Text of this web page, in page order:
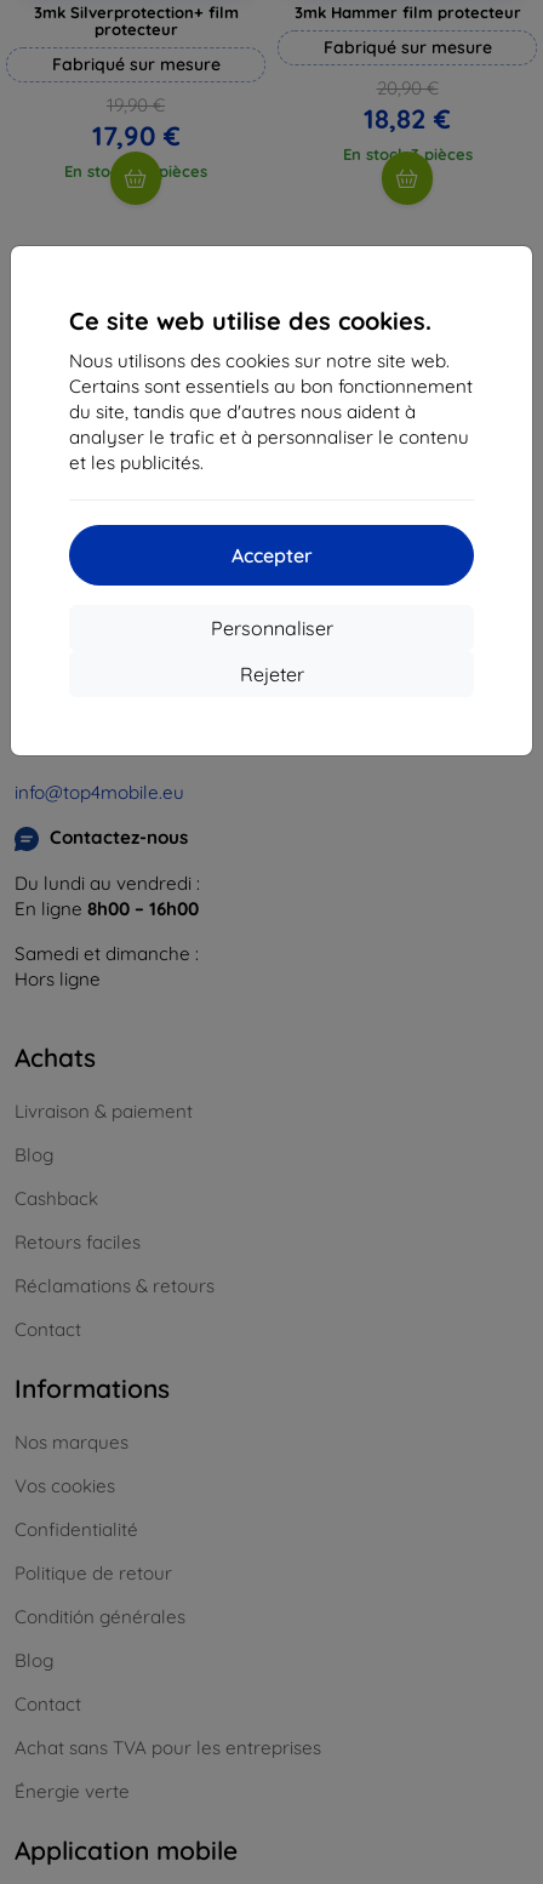
Ce site web utilise des cookies.
Nous utilisons des cookies sur notre site web.
Certains sont essentiels au bon fonctionnement
du site, tandis que d'autres nous aident à
analyser le trafic et à personnaliser le contenu
et les publicités.
Accepter
Personnaliser
Rejeter
3mk Silverprotection+ film
protecteur
Fabriqué sur mesure
19,90 €
17,90 €
En stock > 5 pièces
3mk Hammer film protecteur
Fabriqué sur mesure
20,90 €
18,82 €
En stock 3 pièces
Shield-Sk s.r.o.
Ulica Rudolfa Mocka 3750/2A
841 04 Bratislava
Numéro d’identification d’entreprise :
info@top4mobile.eu
Contactez-nous
Du lundi au vendredi :
En ligne 8h00 – 16h00
Samedi et dimanche :
Hors ligne
Achats
Livraison & paiement
Blog
Cashback
Retours faciles
Réclamations & retours
Contact
Informations
Nos marques
Vos cookies
Confidentialité
Politique de retour
Conditión générales
Blog
Contact
Achat sans TVA pour les entreprises
Énergie verte
Application mobile